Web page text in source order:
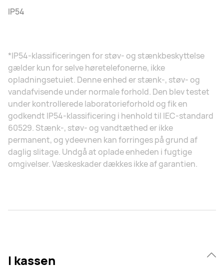
IP54
*IP54-klassificeringen for støv- og stænkbeskyttelse
gælder kun for selve høretelefonerne, ikke
opladningsetuiet. Denne enhed er stænk-, støv- og
vandafvisende under normale forhold. Den blev testet
under kontrollerede laboratorieforhold og fik en
godkendt IP54-klassificering i henhold til IEC-standard
60529. Stænk-, støv- og vandtæthed er ikke
permanent, og ydeevnen kan forringes på grund af
daglig slitage. Undgå at oplade enheden i fugtige
omgivelser. Væskeskader dækkes ikke af garantien.
I kassen